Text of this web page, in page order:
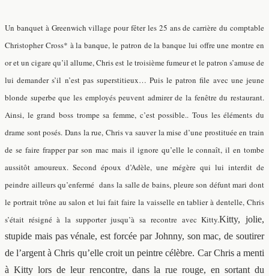
Un banquet à Greenwich village pour fêter les 25 ans de carrière du comptable
Christopher Cross* à la banque, le patron de la banque lui offre une montre en
or et un cigare qu’il allume, Chris est le troisième fumeur et le patron s’amuse de
lui demander s’il n’est pas superstitieux… Puis le patron file avec une jeune
blonde superbe que les employés peuvent admirer de la fenêtre du restaurant.
Ainsi, le grand boss trompe sa femme, c’est possible.. Tous les éléments du
drame sont posés. Dans la rue, Chris va sauver la mise d’une prostituée en train
de se faire frapper par son mac mais il ignore qu’elle le connaît, il en tombe
aussitôt amoureux. Second époux d’Adèle, une mégère qui lui interdit de
peindre ailleurs qu’enfermé dans la salle de bains, pleure son défunt mari dont
le portrait trône au salon et lui fait faire la vaisselle en tablier à dentelle, Chris
s’était résigné à la supporter jusqu’à sa recontre avec Kitty.Kitty, jolie,
stupide mais pas vénale, est forcée par Johnny, son mac, de soutirer
de l’argent à Chris qu’elle croit un peintre célèbre. Car Chris a menti
à Kitty lors de leur rencontre, dans la rue rouge, en sortant du